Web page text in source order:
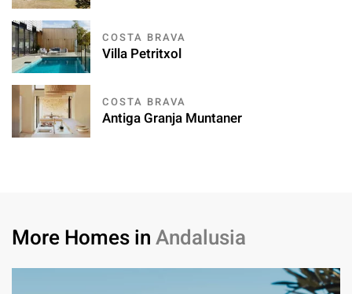
COSTA BRAVA
Villa Petritxol
COSTA BRAVA
Antiga Granja Muntaner
More Homes inAndalusia